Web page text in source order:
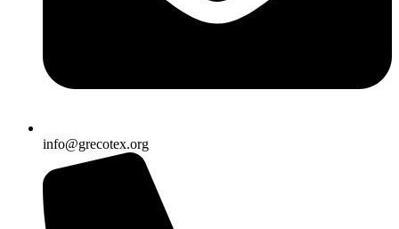
info@grecotex.org